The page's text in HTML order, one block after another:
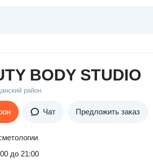
BODY STUDIO
район
Чат Предложить заказ
до 21:00